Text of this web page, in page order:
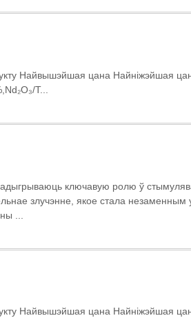
Найвышэйшая цана Найніжэйшая
T...
ключавую ролю ў
злучэнне, якое стала незаменным
...
Найвышэйшая цана Найніжэйшая